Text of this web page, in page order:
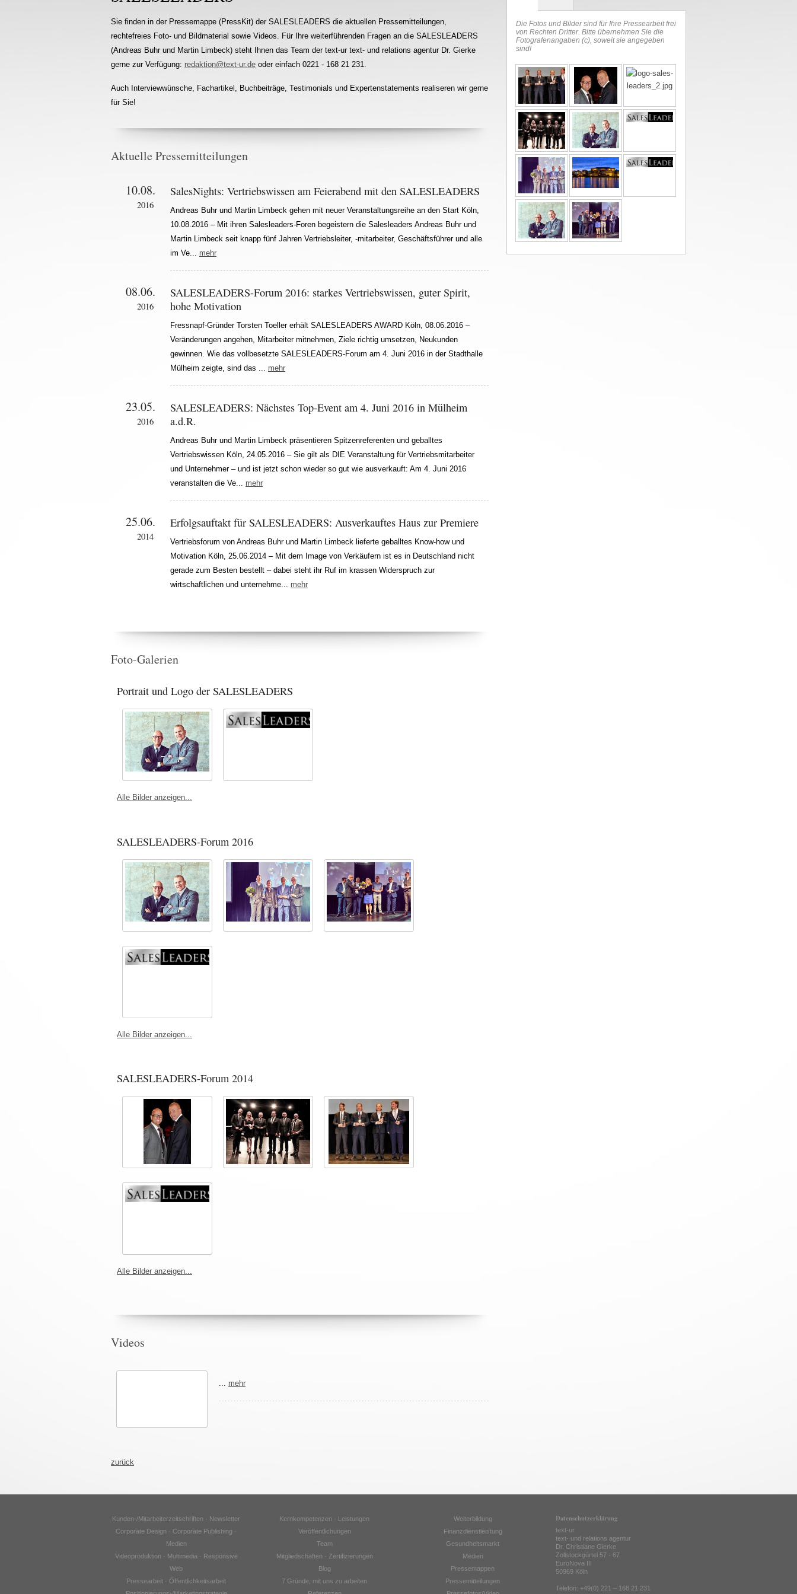
Sie finden in der Pressemappe (PressKit) der SALESLEADERS die aktuellen Pressemitteilungen,
rechtefreies Foto- und Bildmaterial sowie Videos. Für Ihre weiterführenden Fragen an die SALESLEADERS
(Andreas Buhr und Martin Limbeck) steht Ihnen das Team der text-ur text- und relations agentur Dr. Gierke
gerne zur Verfügung: redaktion@text-ur.de oder einfach 0221 - 168 21 231.
Auch Interviewwünsche, Fachartikel, Buchbeiträge, Testimonials und Expertenstatements realiseren wir gerne
für Sie!
Aktuelle Pressemitteilungen
10.08.
2016
SalesNights: Vertriebswissen am Feierabend mit den SALESLEADERS
Andreas Buhr und Martin Limbeck gehen mit neuer Veranstaltungsreihe an den Start Köln,
10.08.2016 – Mit ihren Salesleaders-Foren begeistern die Salesleaders Andreas Buhr und
Martin Limbeck seit knapp fünf Jahren Vertriebsleiter, -mitarbeiter, Geschäftsführer und alle
im Ve... mehr
08.06.
2016
SALESLEADERS-Forum 2016: starkes Vertriebswissen, guter Spirit,
hohe Motivation
Fressnapf-Gründer Torsten Toeller erhält SALESLEADERS AWARD Köln, 08.06.2016 –
Veränderungen angehen, Mitarbeiter mitnehmen, Ziele richtig umsetzen, Neukunden
gewinnen. Wie das vollbesetzte SALESLEADERS-Forum am 4. Juni 2016 in der Stadthalle
Mülheim zeigte, sind das ... mehr
23.05.
2016
SALESLEADERS: Nächstes Top-Event am 4. Juni 2016 in Mülheim
a.d.R.
Andreas Buhr und Martin Limbeck präsentieren Spitzenreferenten und geballtes
Vertriebswissen Köln, 24.05.2016 – Sie gilt als DIE Veranstaltung für Vertriebsmitarbeiter
und Unternehmer – und ist jetzt schon wieder so gut wie ausverkauft: Am 4. Juni 2016
veranstalten die Ve... mehr
25.06.
2014
Erfolgsauftakt für SALESLEADERS: Ausverkauftes Haus zur Premiere
Vertriebsforum von Andreas Buhr und Martin Limbeck lieferte geballtes Know-how und
Motivation Köln, 25.06.2014 – Mit dem Image von Verkäufern ist es in Deutschland nicht
gerade zum Besten bestellt – dabei steht ihr Ruf im krassen Widerspruch zur
wirtschaftlichen und unternehme... mehr
Foto-Galerien
Portrait und Logo der SALESLEADERS
Alle Bilder anzeigen...
SALESLEADERS-Forum 2016
Alle Bilder anzeigen...
SALESLEADERS-Forum 2014
Alle Bilder anzeigen...
Videos
... mehr
zurück
Die Fotos und Bilder sind für Ihre Pressearbeit frei
von Rechten Dritter. Bitte übernehmen Sie die
Fotografenangaben (c), soweit sie angegeben
sind!
Kunden-/Mitarbeiterzeitschriften · Newsletter
Corporate Design · Corporate Publishing ·
Medien
Videoproduktion · Multimedia · Responsive
Web
Pressearbeit · Öffentlichkeitsarbeit
Kernkompetenzen · Leistungen
Veröffentlichungen
Team
Mitgliedschaften · Zertifizierungen
Blog
7 Gründe, mit uns zu arbeiten
Weiterbildung
Finanzdienstleistung
Gesundheitsmarkt
Medien
Pressemappen
Pressemitteilungen
Datenschutzerklärung
text-ur
text- und relations agentur
Dr. Christiane Gierke
Zollstockgürtel 57 - 67
EuroNova III
50969 Köln
Telefon: +49(0) 221 – 168 21 231